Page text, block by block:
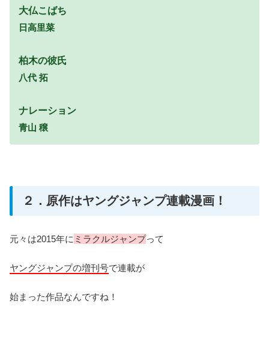
大仏こばち
日高里菜
柏木の彼氏
八代 拓
ナレーション
青山 穣
２．原作はヤングジャンプ連載漫画！
元々は2015年に ミラクルジャンプって
ヤングジャンプの増刊号で連載が
始まった作品なんですね！